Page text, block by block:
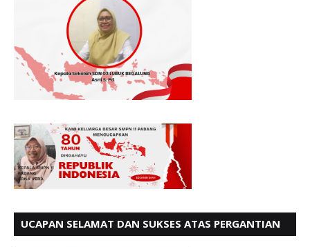
UCAPAN SELAMAT DAN SUKSES ATAS PERGANTIAN